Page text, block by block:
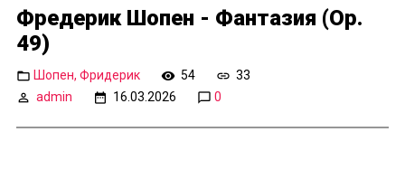
Фредерик Шопен - Фантазия (Op.
49)
Шопен, Фридерик 54
33
admin
16.03.2026 0